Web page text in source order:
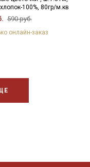
100%, 80гр/м.кв
590 руб.
онлайн-заказ